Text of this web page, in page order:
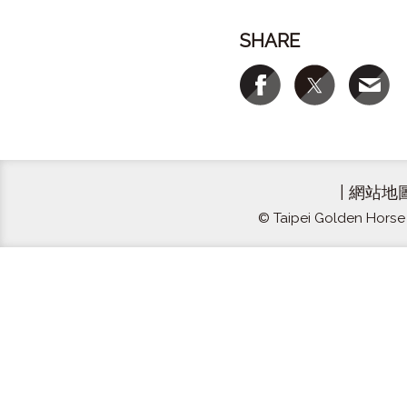
SHARE
網站地
© Taipei Golden